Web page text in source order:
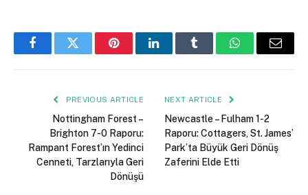
FacebookTwitter PinterestLinkedInTumblr WhatsAppEmail
PREVIOUS ARTICLE
Nottingham Forest –
Brighton 7-0 Raporu:
Rampant Forest’ın Yedinci
Cenneti, Tarzlarıyla Geri
Dönüşü
NEXT ARTICLE
Newcastle – Fulham 1-2
Raporu: Cottagers, St. James’
Park’ta Büyük Geri Dönüş
Zaferini Elde Etti